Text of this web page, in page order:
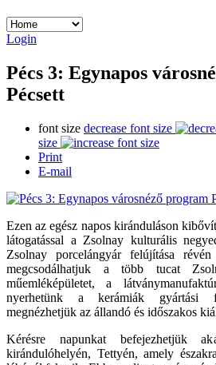
Login
Pécs 3: Egynapos
Pécsett
font size decrease font size
size
Print
E-mail
Ezen az egész napos kiránduláson
látogatással a Zsolnay kulturális
Zsolnay porcelángyár felújítása
megcsodálhatjuk a több tucat
műemléképületet, a
nyerhetünk a kerámiák gyártási
megnézhetjük az állandó és időszakos
Kérésre napunkat befejezhetjük
kirándulóhelyén, Tettyén, amely